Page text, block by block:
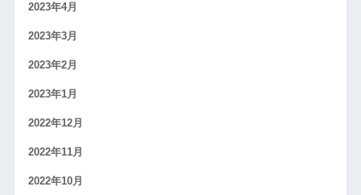
2023年4月
2023年3月
2023年2月
2023年1月
2022年12月
2022年11月
2022年10月